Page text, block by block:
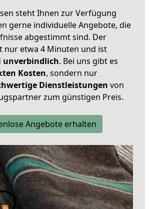
steht Ihnen zur Verfügung
gerne individuelle Angebote, die
abgestimmt sind. Der
nur etwa 4 Minuten und ist
unverbindlich. Bei uns gibt es
Kosten, sondern nur
Dienstleistungen von
zum günstigen Preis.
Angebote erhalten